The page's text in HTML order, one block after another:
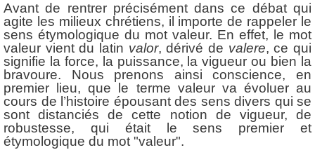
Avant de rentrer précisément dans ce débat qui
agite les milieux chrétiens, il importe de rappeler le
sens étymologique du mot valeur. En effet, le mot
valeur vient du latin valor, dérivé de valere, ce qui
signifie la force, la puissance, la vigueur ou bien la
bravoure. Nous prenons ainsi conscience, en
premier lieu, que le terme valeur va évoluer au
cours de l’histoire épousant des sens divers qui se
sont distanciés de cette notion de vigueur, de
robustesse, qui était le sens premier et
étymologique du mot "valeur".